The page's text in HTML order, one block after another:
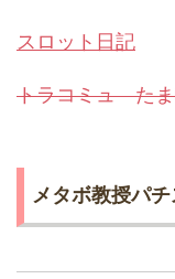
スロット日記
トラコミュ た
メタボ教授パ